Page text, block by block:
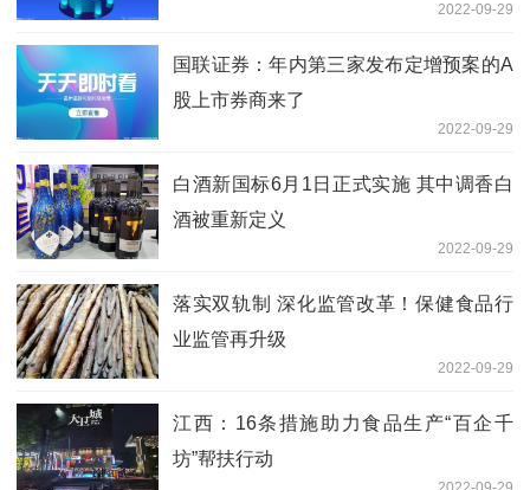
2022-09-29
国联证券：年内第三家发布定增预案的A
股上市券商来了
2022-09-29
白酒新国标6月1日正式实施 其中调香白
酒被重新定义
2022-09-29
落实双轨制 深化监管改革！保健食品行
业监管再升级
2022-09-29
江西：16条措施助力食品生产“百企千
坊”帮扶行动